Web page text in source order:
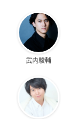
武内駿輔